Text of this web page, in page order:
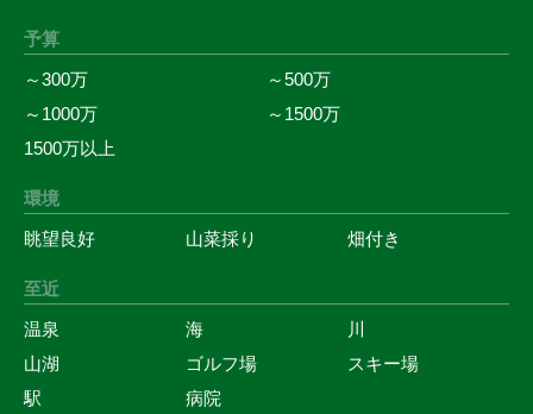
予算
～300万
～500万
～1000万
～1500万
1500万以上
環境
眺望良好
山菜採り 畑付き
至近
温泉
海
川
山湖
ゴルフ場
スキー場
駅
病院